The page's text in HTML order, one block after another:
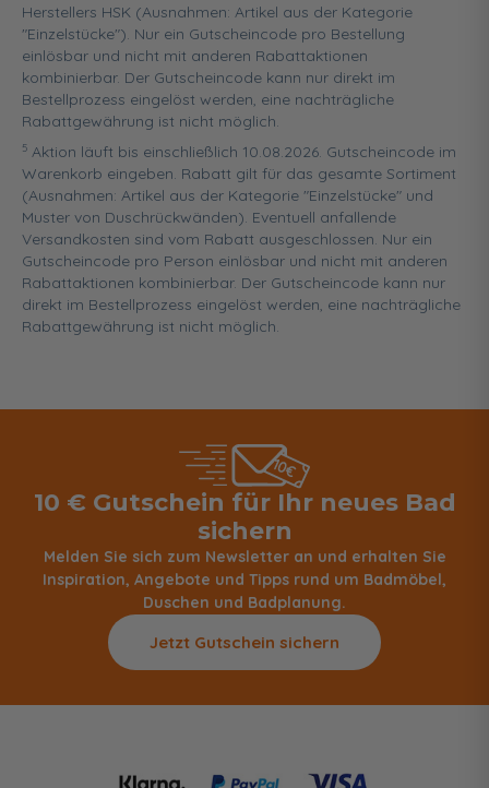
Herstellers HSK (Ausnahmen: Artikel aus der Kategorie
"Einzelstücke"). Nur ein Gutscheincode pro Bestellung
einlösbar und nicht mit anderen Rabattaktionen
kombinierbar. Der Gutscheincode kann nur direkt im
Bestellprozess eingelöst werden, eine nachträgliche
Rabattgewährung ist nicht möglich.
5 Aktion läuft bis einschließlich 10.08.2026. Gutscheincode im
Warenkorb eingeben. Rabatt gilt für das gesamte Sortiment
(Ausnahmen: Artikel aus der Kategorie "Einzelstücke" und
Muster von Duschrückwänden). Eventuell anfallende
Versandkosten sind vom Rabatt ausgeschlossen. Nur ein
Gutscheincode pro Person einlösbar und nicht mit anderen
Rabattaktionen kombinierbar. Der Gutscheincode kann nur
direkt im Bestellprozess eingelöst werden, eine nachträgliche
Rabattgewährung ist nicht möglich.
10 € Gutschein für Ihr neues Bad
sichern
Melden Sie sich zum Newsletter an und erhalten Sie
Inspiration, Angebote und Tipps rund um Badmöbel,
Duschen und Badplanung.
Jetzt Gutschein sichern